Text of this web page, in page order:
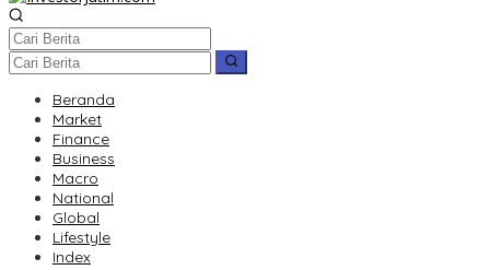
Beranda
Market
Finance
Business
Macro
National
Global
Lifestyle
Index